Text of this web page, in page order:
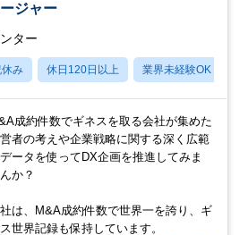
ジャー
ター
み 休日120日以上 業界未経験OK
成約件数でギネスを取る会社が集めた
者の考えや企業戦略に関する深く広範
ータを使ってDX企画を推進してみま
か？
は、M&A成約件数で世界一を誇り、ギ
世界記録も保持しています。